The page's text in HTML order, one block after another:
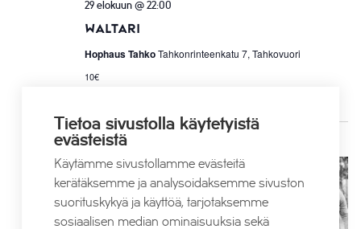
Waltari
29 elokuun @ 22:00
Hophaus TahkoTahkonrinteenkatu 7, Tahkovuori
10€
syyskuu 2026
PE
4
Tietoa sivustolla käytetyistä
evästeistä
Käytämme sivustollamme evästeitä
kerätäksemme ja analysoidaksemme sivuston
suorituskykyä ja käyttöä, tarjotaksemme
sosiaalisen median ominaisuuksia sekä